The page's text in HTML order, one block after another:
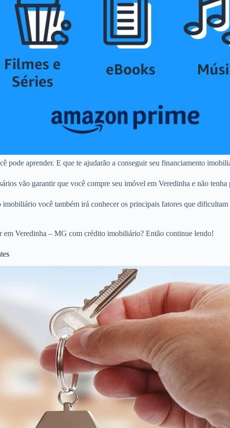
pode aprender. E que te ajudarão a conseguir seu financiamento
vão garantir que você compre seu imóvel em Veredinha e não tenha
você também irá conhecer os principais fatores que
em Veredinha – MG com crédito imobiliário? Então continue lendo!